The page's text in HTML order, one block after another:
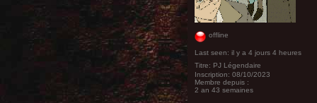
offline
Last seen: il y a 4 jours 4 heures
Titre: PJ Légendaire
Inscription: 08/10/2023
Membre depuis :
2 an 43 semaines